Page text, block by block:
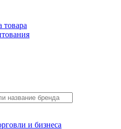
товара
и бизнеса